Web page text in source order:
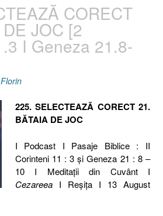
CORECT
JOC [2
I Geneza 21.8-
Florin
225. SELECTEAZĂ CORECT 21.
BĂTAIA DE JOC
I Podcast I Pasaje Biblice : II
Corinteni 11 : 3 și Geneza 21 : 8 –
10 I Meditaţii din Cuvânt I
CezareeaI Reşiţa I 13 August